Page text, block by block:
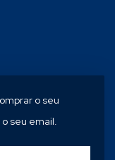
o seu
seu email.